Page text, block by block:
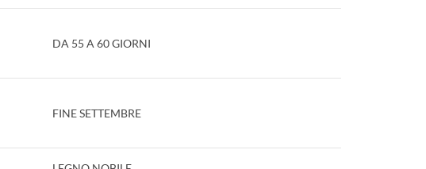
DA 55 A 60 GIORNI
FINE SETTEMBRE